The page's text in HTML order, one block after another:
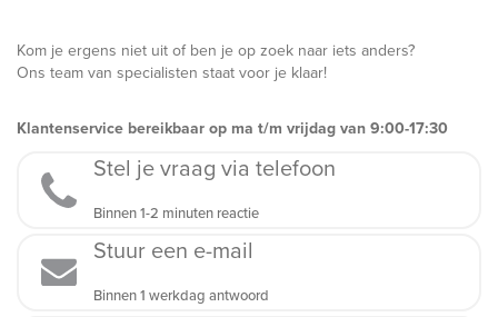
Kom je ergens niet uit of ben je op zoek naar iets anders?
Ons team van specialisten staat voor je klaar!
Klantenservice bereikbaar op ma t/m vrijdag van 9:00-17:30
Stel je vraag via telefoon
Binnen 1-2 minuten reactie
Stuur een e-mail
Binnen 1 werkdag antwoord